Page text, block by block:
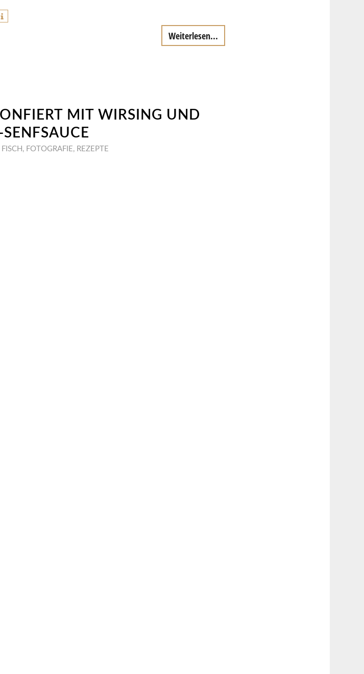
Weiterlesen...
MIT WIRSING UND
FISCH , FOTOGRAFIE, REZEPTE